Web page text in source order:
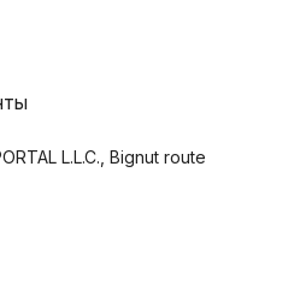
L.L.C., Bignut route